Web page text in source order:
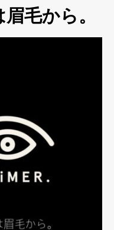
毛から。